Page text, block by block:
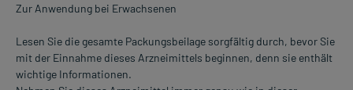
Zur Anwendung bei Erwachsenen
Lesen Sie die gesamte Packungsbeilage sorgfältig durch, bevor Sie
mit der Einnahme dieses Arzneimittels beginnen, denn sie enthält
wichtige Informationen.